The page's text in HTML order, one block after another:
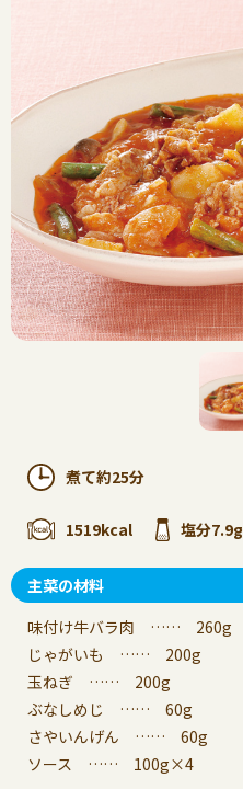
煮て約25分
1519kcal 塩分7.9g
主菜の材料
味付け牛バラ肉 …… 260g
じゃがいも …… 200g
玉ねぎ …… 200g
ぶなしめじ …… 60g
さやいんげん …… 60g
ソース …… 100g×4